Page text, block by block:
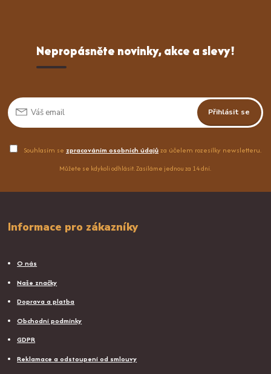
Nepropásněte novinky, akce a slevy!
Přihlásit se
Souhlasím se zpracováním osobních údajůza účelem rozesílky newsletteru.
Můžete se kdykoli odhlásit. Zasíláme jednou za 14 dní.
Informace pro zákazníky
O nás
Naše značky
Doprava a platba
Obchodní podmínky
GDPR
Reklamace a odstoupení od smlouvy